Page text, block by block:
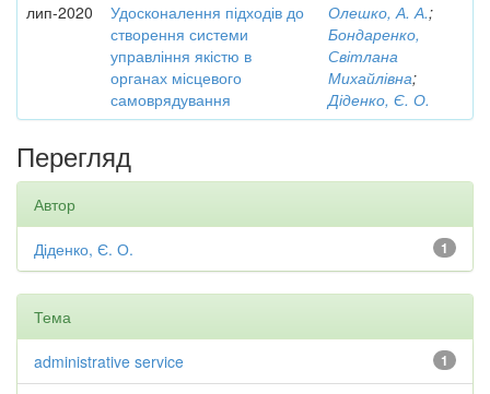
лип-2020
Удосконалення підходів до
створення системи
управління якістю в
органах місцевого
самоврядування
Олешко, А. А.;
Бондаренко,
Світлана
Михайлівна;
Діденко, Є. О.
Перегляд
Автор
1
Діденко, Є. О.
Тема
1
administrative service